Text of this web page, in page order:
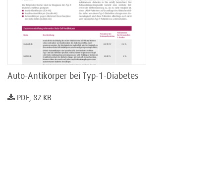
Auto-Antikörper bei Typ-1-Diabetes
PDF, 82 KB